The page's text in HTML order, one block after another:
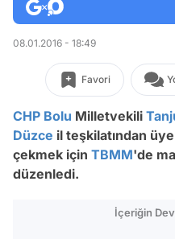
08.01.2016 - 18:49
Favori
CHP Bolu Milletvekili
Düzce il teşkilatından
çekmek için TBMM'de
düzenledi.
İçeriğin